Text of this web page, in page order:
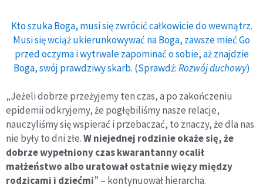
Kto szuka Boga, musi się zwrócić całkowicie do wewnątrz.
Musi się wciąż ukierunkowywać na Boga, zawsze mieć Go
przed oczyma i wytrwale zapominać o sobie, aż znajdzie
Boga, swój prawdziwy skarb. (Sprawdź:Rozwój duchowy)
„Jeżeli dobrze przeżyjemy ten czas, a po zakończeniu
epidemii odkryjemy, że pogłębiliśmy nasze relacje,
nauczyliśmy się wspierać i przebaczać, to znaczy, że dla nas
nie były to dni złe.W niejednej rodzinie okaże się, że
dobrze wypełniony czas kwarantanny ocalił
małżeństwo albo uratował ostatnie więzy między
rodzicami i dziećmi” – kontynuował hierarcha.